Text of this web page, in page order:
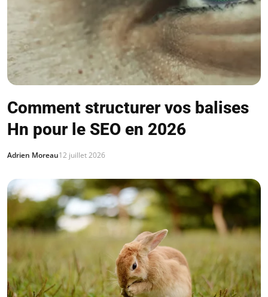
Comment structurer vos balises
Hn pour le SEO en 2026
Adrien Moreau12 juillet 2026